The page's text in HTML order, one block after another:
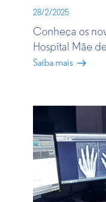
28/2/2025
Conheça os
Hospital Mãe
Saiba mais